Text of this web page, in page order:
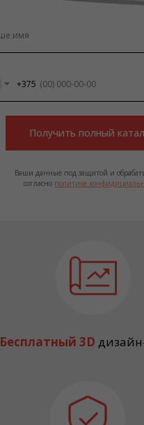
+375
Получить полный
Ваши данные под защитой и
согласно политике
Бесплатный 3D